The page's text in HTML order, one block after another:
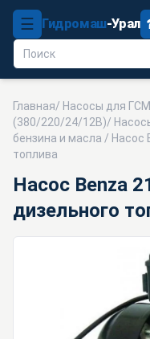
☰ Гидромаш-Урал
Главная/ Насосы для ГСМ
(380/220/24/12В)/
бензина и масла / Насос
топлива
Насос Benza
дизельного